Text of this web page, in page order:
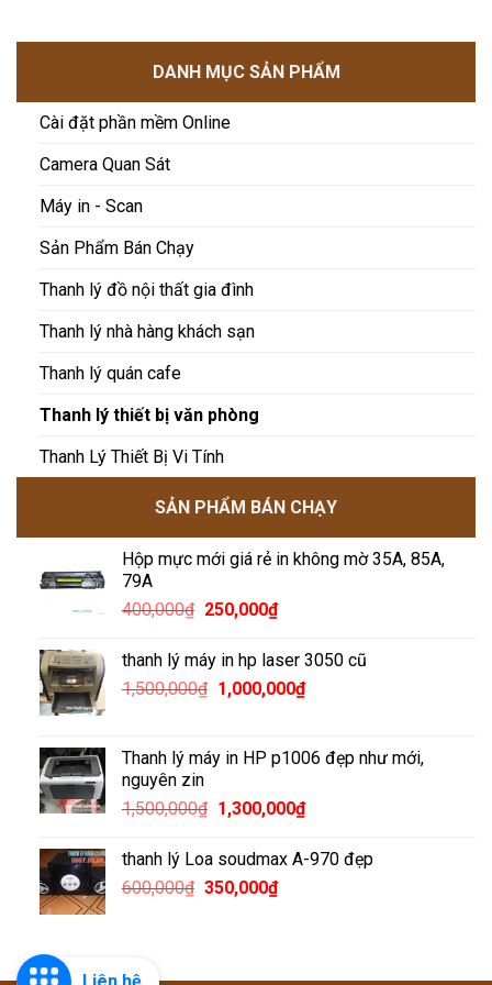
DANH MỤC SẢN PHẨM
Cài đặt phần mềm Online
Camera Quan Sát
Máy in - Scan
Sản Phẩm Bán Chạy
Thanh lý đồ nội thất gia đình
Thanh lý nhà hàng khách sạn
Thanh lý quán cafe
Thanh lý thiết bị văn phòng
Thanh Lý Thiết Bị Vi Tính
SẢN PHẨM BÁN CHẠY
Hộp mực mới giá rẻ in không mờ 35A, 85A,
79A
400,000₫ Giá
là:
400,000₫.
250,000₫Giá
tại
là:
250,000₫.
thanh lý máy in hp laser 3050 cũ
1,500,000₫ Giá
1,500,000₫.
1,000,000₫Giá
là:
Thanh lý máy in HP p1006 đẹp như mới,
nguyên zin
1,500,000₫ Giá
là:
1,500,000₫.
1,300,000₫Giá
tại
thanh lý Loa soudmax A-970 đẹp
600,000₫ Giá
350,000₫Giá
350,000₫.